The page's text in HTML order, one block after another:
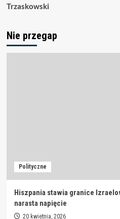
Trzaskowski
Nie przegap
Polityczne
Hiszpania stawia granice
narasta napięcie
20 kwietnia, 2026